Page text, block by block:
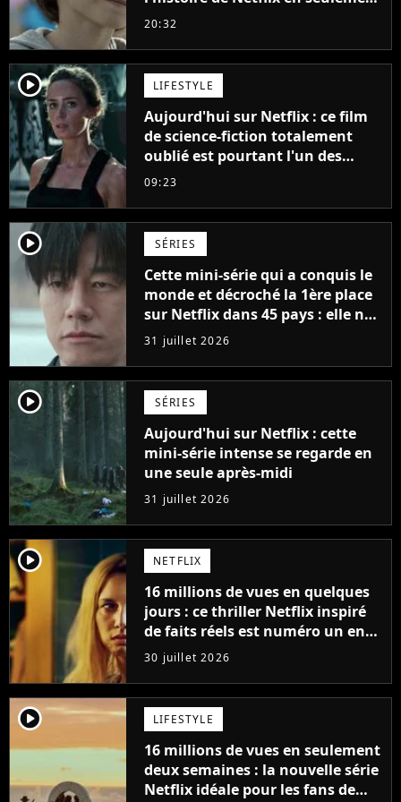
48 jours
20:32
player2 LIFESTYLE
Aujourd'hui sur Netflix : ce film
de science-fiction totalement
oublié est pourtant l'un des
meilleurs des années 2010
09:23
player2 SÉRIES
Cette mini-série qui a conquis le
monde et décroché la 1ère place
sur Netflix dans 45 pays : elle ne
compte que 10 épisodes et c'est
un phénomène mondial
31 juillet 2026
player2 SÉRIES
Aujourd'hui sur Netflix : cette
mini-série intense se regarde en
une seule après-midi
31 juillet 2026
player2 NETFLIX
16 millions de vues en quelques
jours : ce thriller Netflix inspiré
de faits réels est numéro un en
France
30 juillet 2026
player2 LIFESTYLE
16 millions de vues en seulement
deux semaines : la nouvelle série
Netflix idéale pour les fans de